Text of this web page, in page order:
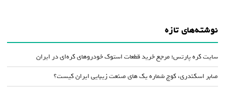
نوشته‌های تازه
سایت کره پارتس؛ مرجع خرید قطعات استوک خودروهای کره‌ای در ایران
صابر اسکندری، کوچ شماره یک های صنعت زیبایی ایران کیست؟